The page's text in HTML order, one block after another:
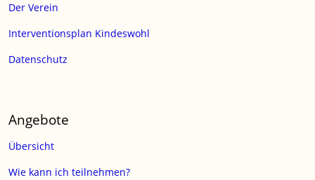
Der Verein
Interventionsplan Kindeswohl
Datenschutz
Angebote
Übersicht
Wie kann ich teilnehmen?